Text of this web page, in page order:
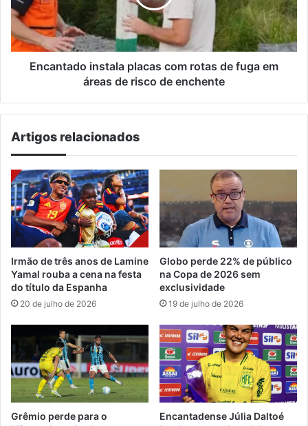
de
fuga
em
áreas
Encantado instala placas com rotas de fuga em
áreas de risco de enchente
Artigos relacionados
Irmão de três anos de Lamine
Yamal rouba a cena na festa
do título da Espanha
20 de julho de 2026
Globo perde 22% de público
na Copa de 2026 sem
exclusividade
19 de julho de 2026
Grêmio perde para o
Encantadense Júlia Daltoé